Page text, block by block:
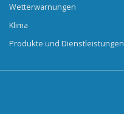
Wetterwarnungen
Klima
Produkte und Dienstleistungen